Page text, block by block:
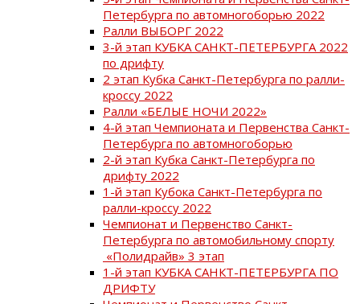
Петербурга по автомногоборью 2022
Ралли ВЫБОРГ 2022
3-й этап КУБКА САНКТ-ПЕТЕРБУРГА 2022
по дрифту
2 этап Кубка Санкт-Петербурга по ралли-
кроссу 2022
Ралли «БЕЛЫЕ НОЧИ 2022»
4-й этап Чемпионата и Первенства Санкт-
Петербурга по автомногоборью
2-й этап Кубка Санкт-Петербурга по
дрифту 2022
1-й этап Кубока Санкт-Петербурга по
ралли-кроссу 2022
Чемпионат и Первенство Санкт-
Петербурга по автомобильному спорту
«Полидрайв» 3 этап
1-й этап КУБКА САНКТ-ПЕТЕРБУРГА ПО
ДРИФТУ